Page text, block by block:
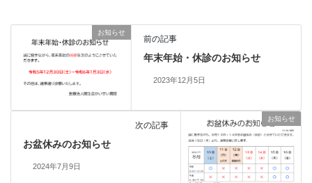
お知らせ
前の記事
年末年始・休診のお知らせ
2023年12月5日
お知らせ
次の記事
お盆休みのお知らせ
2024年7月9日